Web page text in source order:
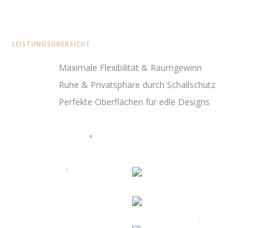
LEISTUNGSÜBERSICHT
Maximale Flexibilität & Raumgewinn
Ruhe & Privatsphäre durch Schallschutz
Perfekte Oberflächen für edle Designs